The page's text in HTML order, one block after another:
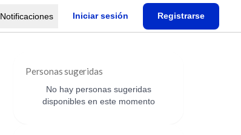
Notificaciones Iniciar sesión Registrarse
Personas sugeridas
No hay personas sugeridas
disponibles en este momento